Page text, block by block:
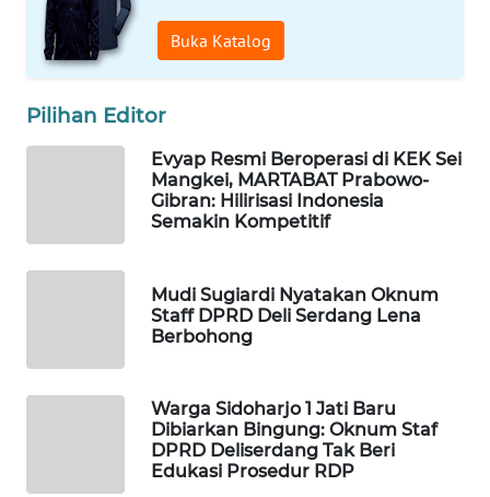
Buka Katalog
Pilihan Editor
Evyap Resmi Beroperasi di KEK Sei
Mangkei, MARTABAT Prabowo-
Gibran: Hilirisasi Indonesia
Semakin Kompetitif
Mudi Sugiardi Nyatakan Oknum
Staff DPRD Deli Serdang Lena
Berbohong
Warga Sidoharjo 1 Jati Baru
Dibiarkan Bingung: Oknum Staf
DPRD Deliserdang Tak Beri
Edukasi Prosedur RDP
PERSONA
WAHANA
WAHANA
WAHANA